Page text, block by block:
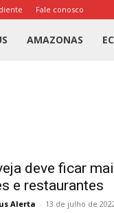
Fale conosco
AMAZONAS
deve ficar
e restaurantes
Alerta - 13 de julho de